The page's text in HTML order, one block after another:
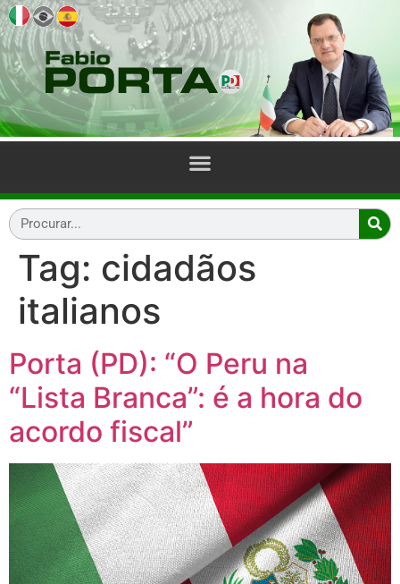
Tag: cidadãos
italianos
Porta (PD): “O Peru na
“Lista Branca”: é a hora do
acordo fiscal”